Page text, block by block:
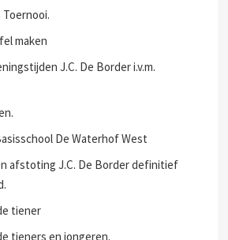
Toernooi.
maken
J.C. De Border i.v.m.
De Waterhof West
afstoting J.C. De Border definitief
tiener
tieners en jongeren.